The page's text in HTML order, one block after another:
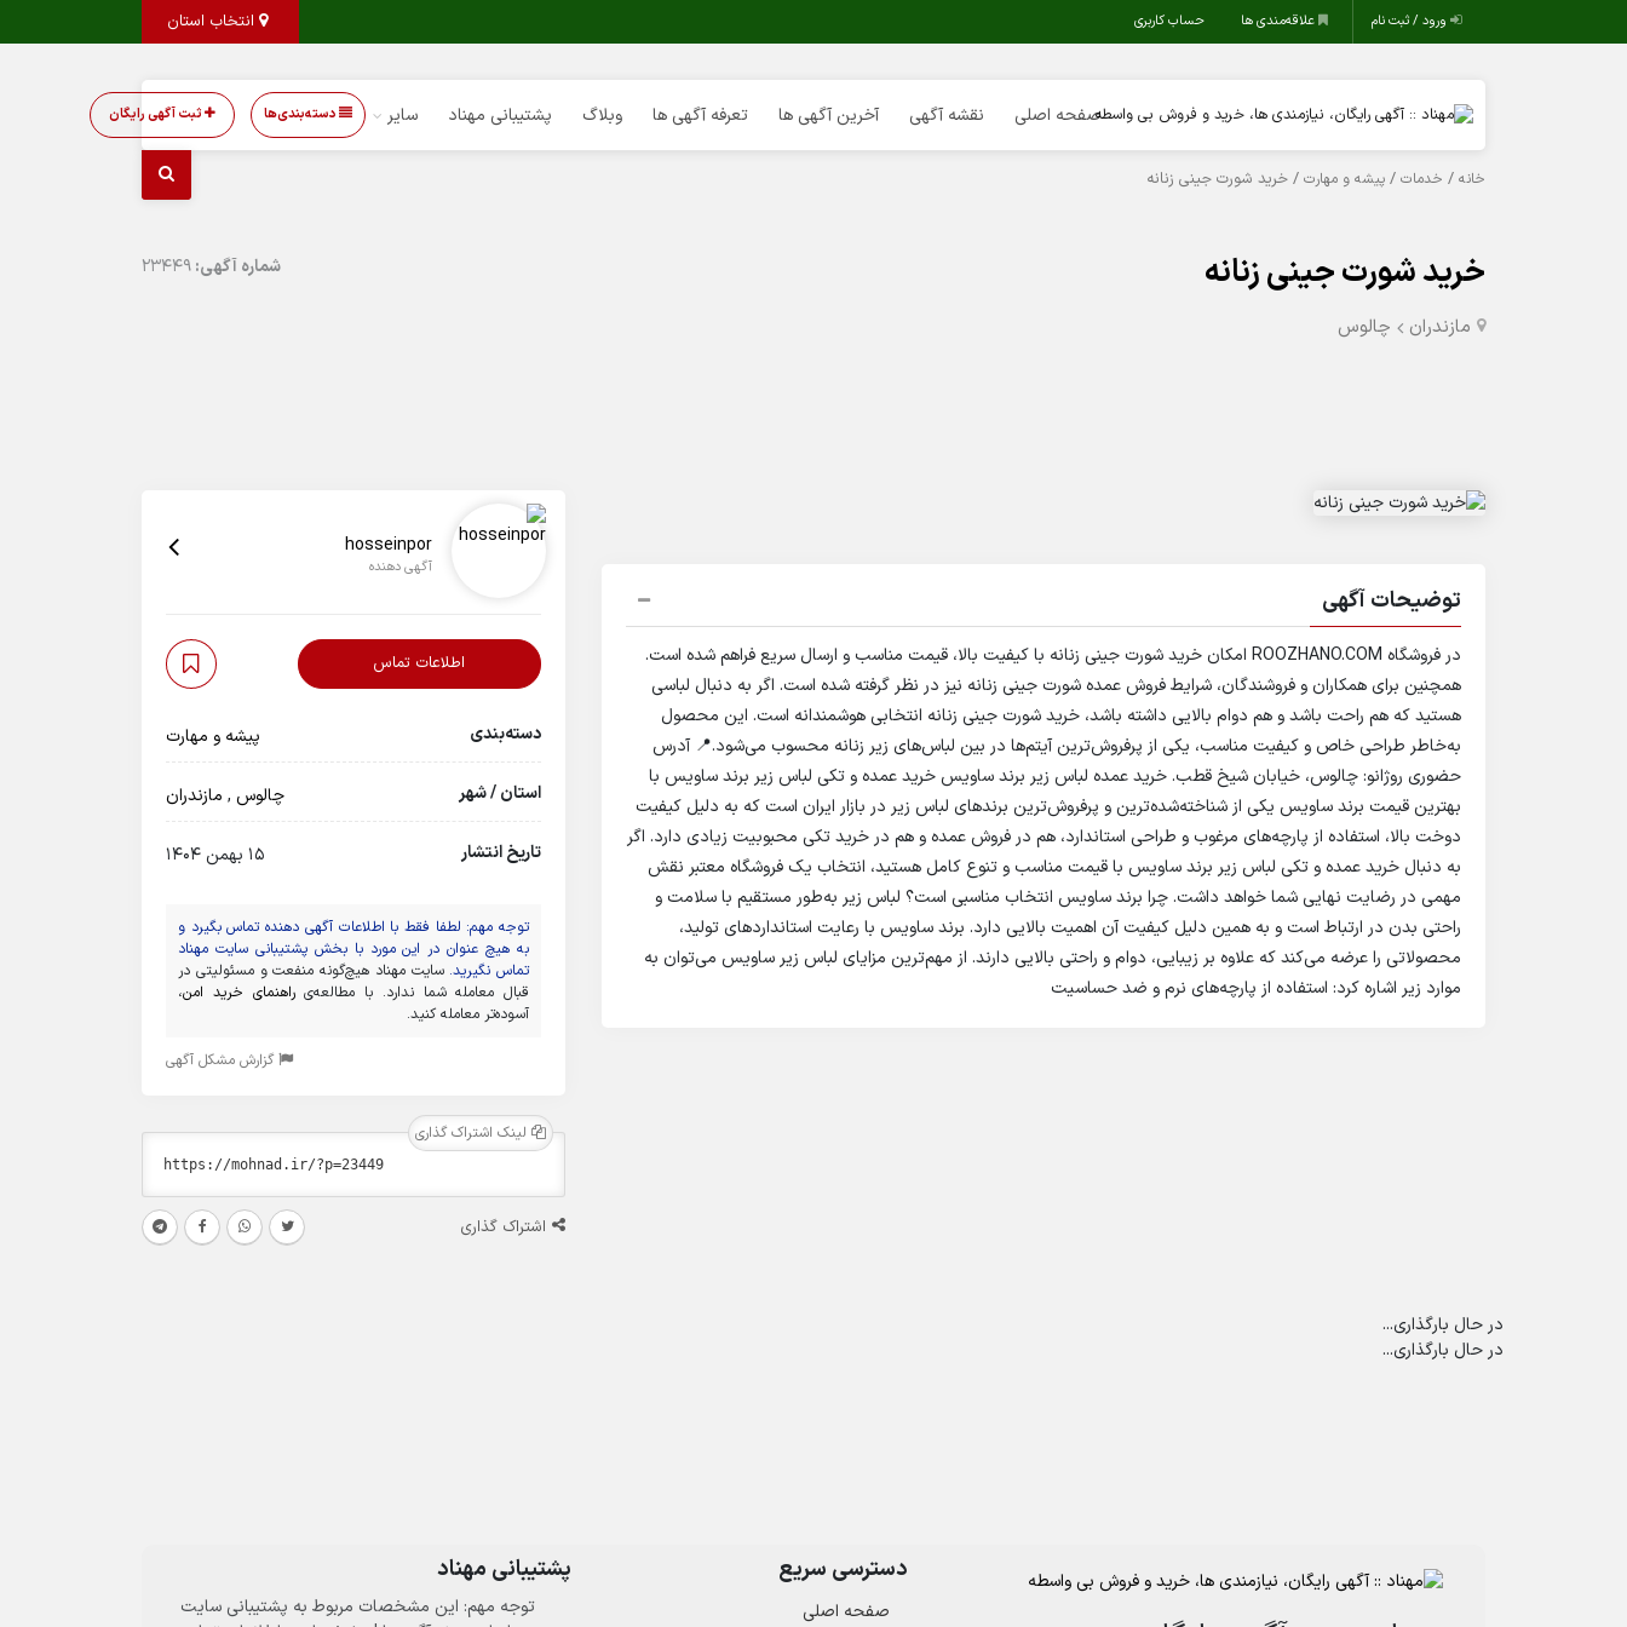
ورود / ثبت نام علاقه‌مندی ها حساب کاربری
صفحه اصلی نقشه آگهی آخرین آگهی ها تعرفه آگهی ها وبلاگ پشتیبانی مهناد سایر دسته‌بندی‌ها ثبت آگهی رایگان
خانه / خدمات / پیشه و مهارت / خرید شورت جینی زنانه
خرید شورت جینی زنانه
مازندران چالوس
شماره آگهی:23449
توضیحات آگهی
در فروشگاه ROOZHANO.COM امکان خرید شورت جینی زنانه با کیفیت بالا، قیمت مناسب و ارسال سریع فراهم شده است.
همچنین برای همکاران و فروشندگان، شرایط فروش عمده شورت جینی زنانه نیز در نظر گرفته شده است. اگر به دنبال لباسی
هستید که هم راحت باشد و هم دوام بالایی داشته باشد، خرید شورت جینی زنانه انتخابی هوشمندانه است. این محصول
به‌خاطر طراحی خاص و کیفیت مناسب، یکی از پرفروش‌ترین آیتم‌ها در بین لباس‌های زیر زنانه محسوب می‌شود.📍 آدرس
حضوری روژانو: چالوس، خیابان شیخ قطب. خرید عمده لباس زیر برند ساویس خرید عمده و تکی لباس زیر برند ساویس با
بهترین قیمت برند ساویس یکی از شناخته‌شده‌ترین و پرفروش‌ترین برندهای لباس زیر در بازار ایران است که به دلیل کیفیت
دوخت بالا، استفاده از پارچه‌های مرغوب و طراحی استاندارد، هم در فروش عمده و هم در خرید تکی محبوبیت زیادی دارد. اگر
به دنبال خرید عمده و تکی لباس زیر برند ساویس با قیمت مناسب و تنوع کامل هستید، انتخاب یک فروشگاه معتبر نقش
مهمی در رضایت نهایی شما خواهد داشت. چرا برند ساویس انتخاب مناسبی است؟ لباس زیر به‌طور مستقیم با سلامت و
راحتی بدن در ارتباط است و به همین دلیل کیفیت آن اهمیت بالایی دارد. برند ساویس با رعایت استانداردهای تولید،
محصولاتی را عرضه می‌کند که علاوه بر زیبایی، دوام و راحتی بالایی دارند. از مهم‌ترین مزایای لباس زیر ساویس می‌توان به
موارد زیر اشاره کرد: استفاده از پارچه‌های نرم و ضد حساسیت
hosseinpor
آگهی دهنده
اطلاعات تماس
دسته‌بندی پیشه و مهارت
استان / شهر چالوس , مازندران
تاریخ انتشار 15 بهمن 1404
توجه مهم: لطفا فقط با اطلاعات آگهی دهنده تماس بگیرد و
به هیچ عنوان در این مورد با بخش پشتیبانی سایت مهناد
تماس نگیرید. سایت مهناد هیچ‌گونه منفعت و مسئولیتی در
قبال معامله شما ندارد. با مطالعه‌یراهنمای خرید امن،
آسوده‌تر معامله کنید.
گزارش مشکل آگهی
لینک اشتراک گذاری
اشتراک گذاری
در حال بارگذاری...
در حال بارگذاری...
دسترسی سریع
صفحه اصلی
پشتیبانی مهناد
توجه مهم: این مشخصات مربوط به پشتیبانی سایت